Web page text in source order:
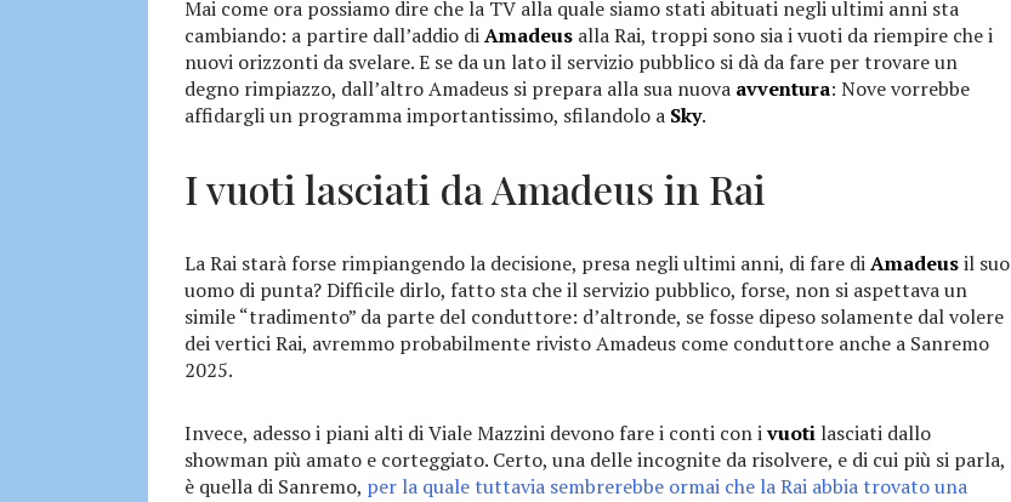
Mai come ora possiamo dire che la TV alla quale siamo stati abituati negli ultimi anni sta
cambiando: a partire dall’addio diAmadeus alla Rai, troppi sono sia i vuoti da riempire che i
nuovi orizzonti da svelare. E se da un lato il servizio pubblico si dà da fare per trovare un
degno rimpiazzo, dall’altro Amadeus si prepara alla sua nuova avventura: Nove vorrebbe
affidargli un programma importantissimo, sfilandolo a Sky.
I vuoti lasciati da Amadeus in Rai
La Rai starà forse rimpiangendo la decisione, presa negli ultimi anni, di fare diAmadeusil suo
uomo di punta? Difficile dirlo, fatto sta che il servizio pubblico, forse, non si aspettava un
simile “tradimento” da parte del conduttore: d’altronde, se fosse dipeso solamente dal volere
dei vertici Rai, avremmo probabilmente rivisto Amadeus come conduttore anche a Sanremo
2025.
Invece, adesso i piani alti di Viale Mazzini devono fare i conti con ivuoti lasciati dallo
showman più amato e corteggiato. Certo, una delle incognite da risolvere, e di cui più si parla,
è quella di Sanremo, per la quale tuttavia sembrerebbe ormai che la Rai abbia trovato una